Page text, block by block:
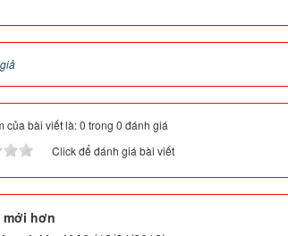
của bài viết là: 0 trong 0 đánh giá
Click để đánh giá bài viết
hơn